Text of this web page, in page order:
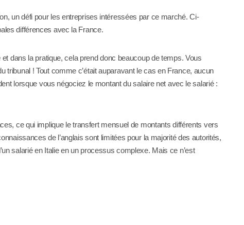
un défi pour les entreprises intéressées par ce marché. Ci-
différences avec la France.
dans la pratique, cela prend donc beaucoup de temps. Vous
! Tout comme c’était auparavant le cas en France, aucun
lorsque vous négociez le montant du salaire net avec le salarié :
ce qui implique le transfert mensuel de montants différents vers
de l’anglais sont limitées pour la majorité des autorités,
salarié en Italie en un processus complexe. Mais ce n’est